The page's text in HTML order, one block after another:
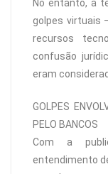
No entanto, a
golpes virtuais
recursos
confusão
eram
GOLPES
PELO BANCOS
Com a
entendimento